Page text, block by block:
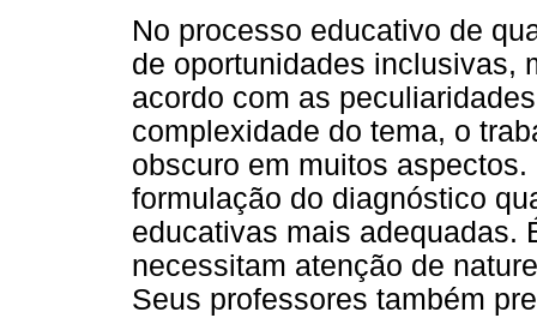
No processo educativo de
de oportunidades inclusivas,
acordo com as
complexidade do tema, o
obscuro em muitos
formulação do diagnóstico
educativas mais adequadas.
necessitam atenção de
Seus professores também